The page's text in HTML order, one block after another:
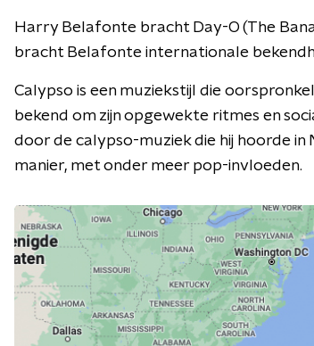
Harry Belafonte bracht Day-O (The
bracht Belafonte internationale
Calypso is een muziekstijl die
bekend om zijn opgewekte ritmes en
door de calypso-muziek die hij hoorde in
manier, met onder meer pop-invloeden.